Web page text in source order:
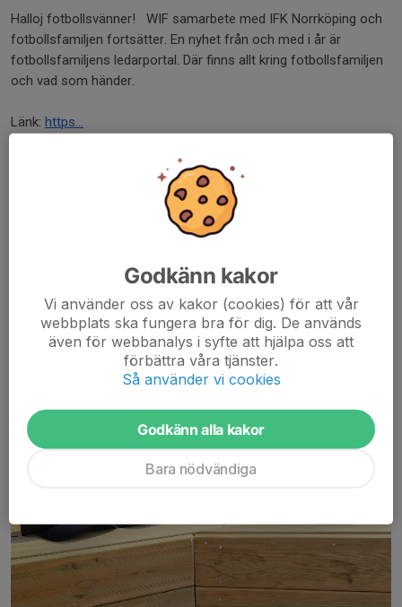
Halloj fotbollsvänner! WIF samarbete med IFK Norrköping och
fotbollsfamiljen fortsätter. En nyhet från och med i år är
fotbollsfamiljens ledarportal. Där finns allt kring fotbollsfamiljen
och vad som händer.
Länk: https...
WIF avgifter 2026!
0 kommentarer
Godkänn kakor
Vi använder oss av kakor (cookies) för att vår
webbplats ska fungera bra för dig. De används
även för webbanalys i syfte att hjälpa oss att
förbättra våra tjänster.
Så använder vi cookies
Godkänn alla kakor
Bara nödvändiga